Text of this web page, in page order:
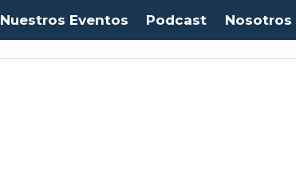
Nuestros Eventos Podcast Nosotros